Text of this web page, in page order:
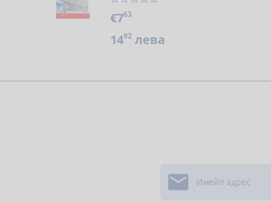
€763
1492 лева
